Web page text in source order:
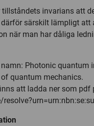
tillståndets invarians att
därför särskilt lämpligt
när man har dåliga
Photonic quantum
quantum mechanics.
att ladda ner som pdf